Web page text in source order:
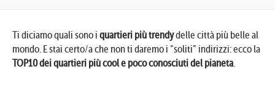
Ti diciamo quali sono i quartieri più trendydelle città più belle al
mondo. E stai certo/a che non ti daremo i “soliti” indirizzi: ecco la
TOP10 dei quartieri più cool e poco conosciuti del pianeta.